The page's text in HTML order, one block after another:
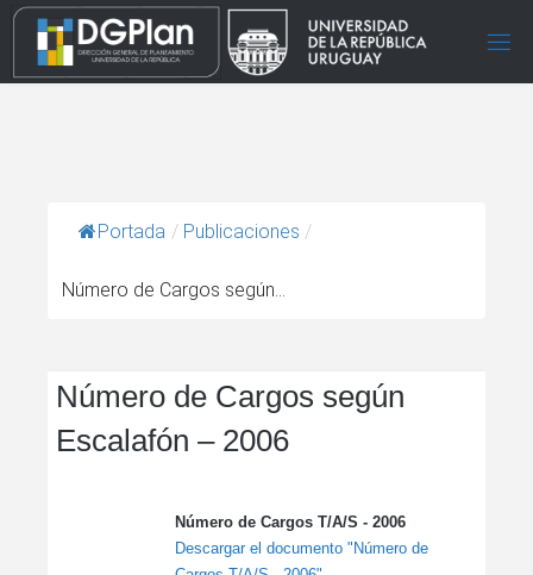
Portada / Publicaciones /
Número de Cargos según...
Número de Cargos según
Escalafón – 2006
Número de Cargos T/A/S - 2006
Descargar el documento "Número de